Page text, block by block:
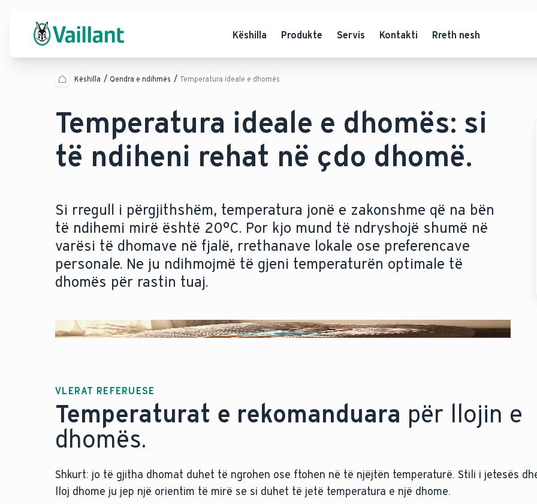
Këshilla Produkte Servis Kontakti Rreth nesh
Këshilla Qendra e ndihmës Temperatura ideale e dhomës
Temperatura ideale e dhomës: si
të ndiheni rehat në çdo dhomë.
Si rregull i përgjithshëm, temperatura jonë e zakonshme që na bën
të ndihemi mirë është 20°C. Por kjo mund të ndryshojë shumë në
varësi të dhomave në fjalë, rrethanave lokale ose preferencave
personale. Ne ju ndihmojmë të gjeni temperaturën optimale të
dhomës për rastin tuaj.
VLERAT REFERUESE
Temperaturat e rekomanduara për llojin e
dhomës.
Shkurt: jo të gjitha dhomat duhet të ngrohen ose ftohen në të njëjtën temperaturë. Stili i jetesës
lloj dhome ju jep një orientim të mirë se si duhet të jetë temperatura e një dhome.